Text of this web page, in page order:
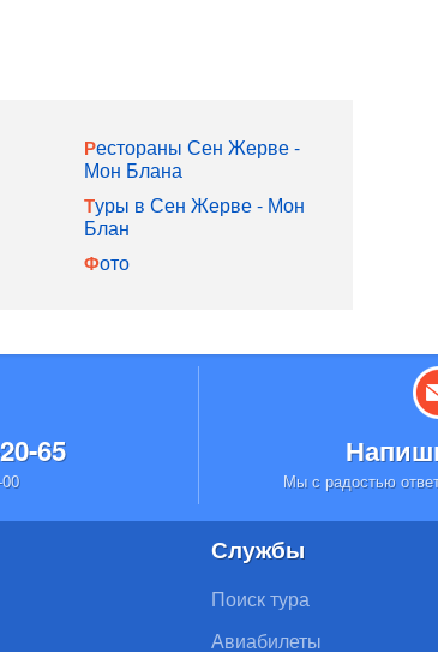
Рестораны Сен Жерве -
Мон Блана
Туры в Сен Жерве - Мон
Блан
Фото
65
Мы с радостью
Службы
Поиск тура
Авиабилеты